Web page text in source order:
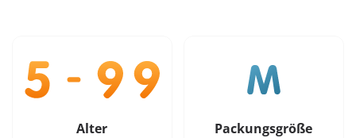
Alter Packungsgröße